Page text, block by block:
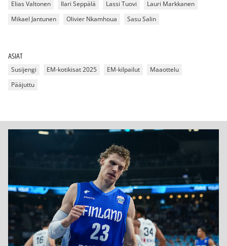
Elias Valtonen Ilari Seppälä Lassi Tuovi
Lauri Markkanen
Mikael Jantunen
Olivier Nkamhoua Sasu Salin
ASIAT
Susijengi EM-kotikisat 2025 EM-kilpailut
Maaottelu
Pääjuttu